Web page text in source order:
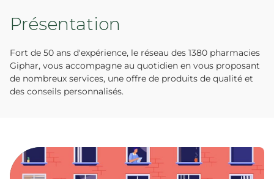
Présentation
Fort de 50 ans d'expérience, le réseau des 1380 pharmacies
Giphar, vous accompagne au quotidien en vous proposant
de nombreux services, une offre de produits de qualité et
des conseils personnalisés.